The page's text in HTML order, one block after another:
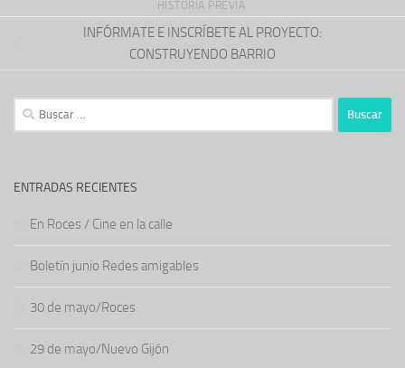
HISTORIA PREVIA
INFÓRMATE E INSCRÍBETE AL PROYECTO:
CONSTRUYENDO BARRIO
Buscar:
ENTRADAS RECIENTES
En Roces / Cine en la calle
Boletín junio Redes amigables
30 de mayo/Roces
29 de mayo/Nuevo Gijón